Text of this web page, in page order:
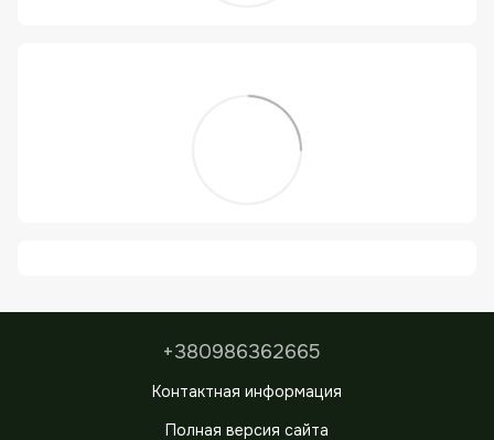
+380986362665
Контактная информация
Полная версия сайта